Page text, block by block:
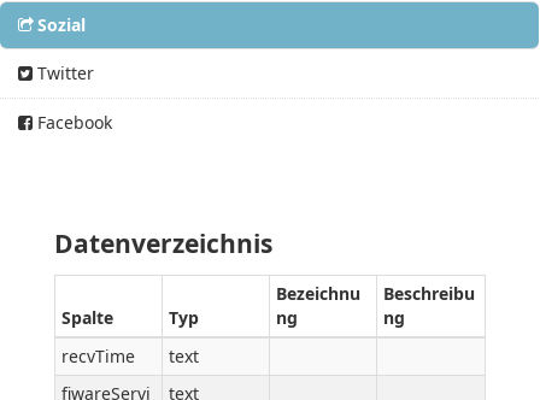
Sozial
Twitter
Facebook
Datenverzeichnis
Spalte Typ
Bezeichnu
ng
Beschreibu
ng
recvTime
text
fiwareServi
text